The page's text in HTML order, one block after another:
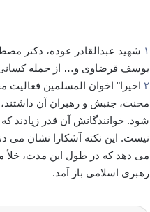
١ شهید عبدالقادر عوده، دکتر
یوسف قرضاوی و… از جمله کسانی
٢ اخیرا" اخوان المسلمین
محنت، جنبش و رهبران آن
شود. خوانندگانش آن قدر زیادند
نیست. این نکته آشکارا نشان می
می دهد که در طول این مدت، خلأ
رهبری اسلامی باز آمد.